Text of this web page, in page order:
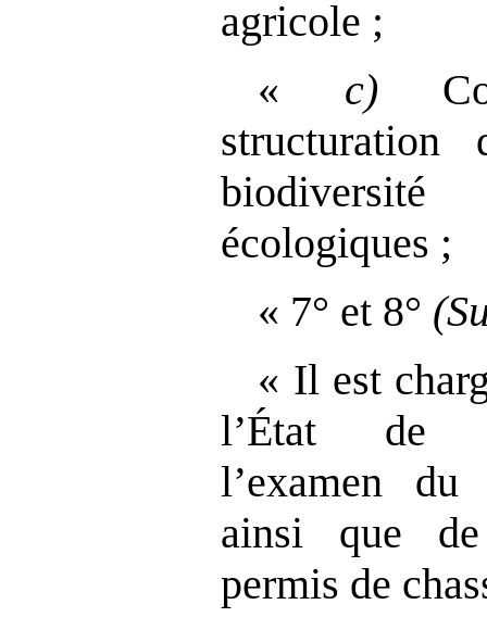
agricole ;
« c)
écologiques ;
« 7° et 8°
« Il est
l’État de
l’examen
ainsi que
permis de